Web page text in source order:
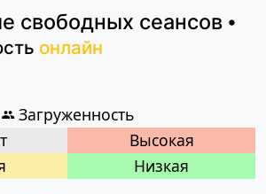
свободных сеансов •
онлайн
Загруженность
Высокая
Низкая